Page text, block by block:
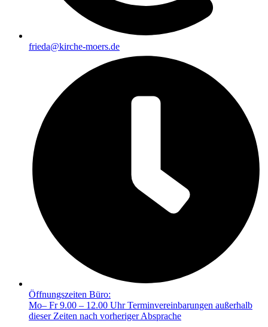
frieda@kirche-moers.de
Öffnungszeiten Büro:
Mo– Fr 9.00 – 12.00 Uhr Terminvereinbarungen außerhalb
dieser Zeiten nach vorheriger Absprache